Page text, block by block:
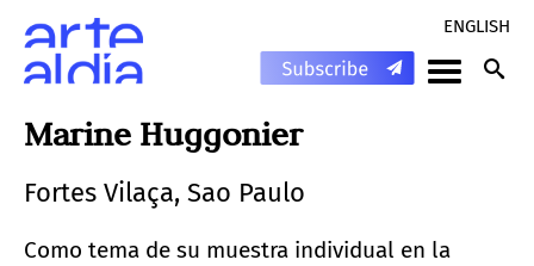
ENGLISH
Marine Huggonier
Fortes Vilaça, Sao Paulo
Como tema de su muestra individual en la